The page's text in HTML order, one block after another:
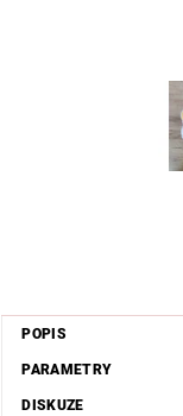
POPIS
PARAMETRY
DISKUZE